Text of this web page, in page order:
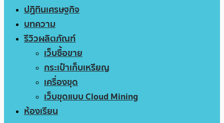
ปฏิทินเศรษฐกิจ
บทความ
รีวิวผลิตภัณฑ์
เว็บซื้อขาย
กระเป๋าเก็บเหรียญ
เครื่องขุด
เว็บขุดแบบ Cloud Mining
ห้องเรียน